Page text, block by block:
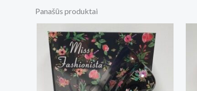
Panašūs produktai